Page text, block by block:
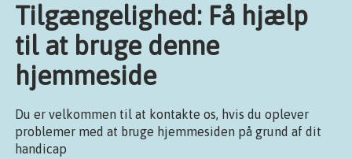
Tilgængelighed: Få hjælp
til at bruge denne
hjemmeside
Du er velkommen til at kontakte os, hvis du oplever
problemer med at bruge hjemmesiden på grund af dit
handicap